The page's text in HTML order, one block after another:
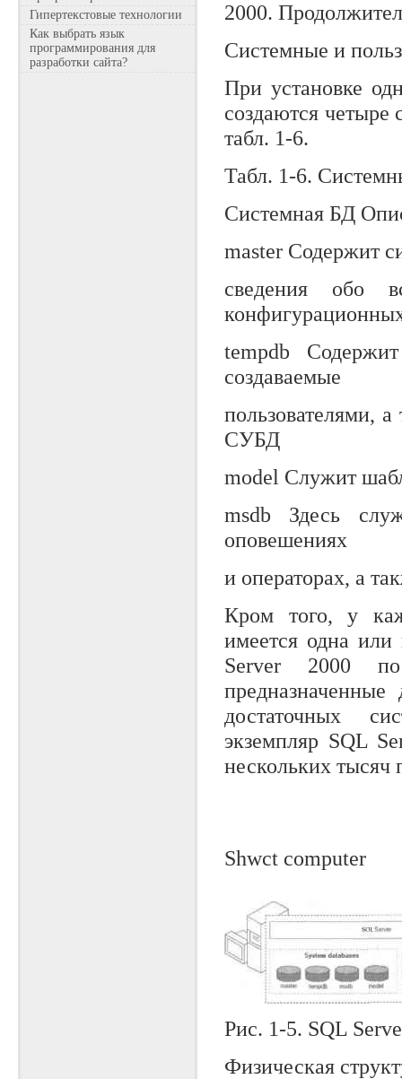
Гипертекстовые технологии
Как выбрать язык
программирования для
разработки сайта?
2000.
Системные и
При установке
создаются
табл. 1-6.
Табл. 1-6.
Системная БД
master Содержит
сведения обо
tempdb
создаваемые
пользователями,
СУБД
model Служит
msdb Здесь
оповешениях
и операторах, а
Кром того, у
имеется одна или
Server 2000
достаточных
экземпляр SQL
нескольких тысяч
Shwct computer
Рис. 1-5. SQL
Физическая